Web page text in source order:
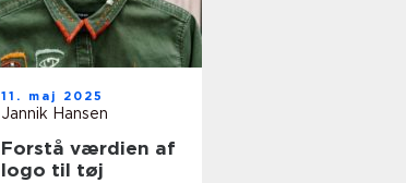
11. maj 2025
Jannik Hansen
Forstå værdien af
logo til tøj